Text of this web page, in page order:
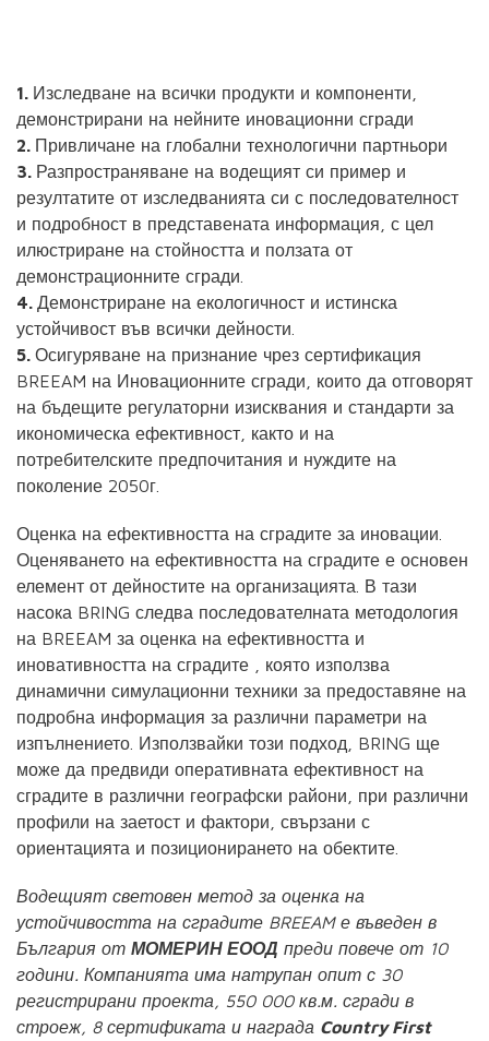
1. Изследване на всички продукти и компоненти,
демонстрирани на нейните иновационни сгради
2. Привличане на глобални технологични партньори
3. Разпространяване на водещият си пример и
резултатите от изследванията си с последователност
и подробност в представената информация, с цел
илюстриране на стойността и ползата от
демонстрационните сгради.
4.
Демонстриране на екологичност и истинска
устойчивост във всички дейности.
5. Осигуряване на признание чрез сертификация
BREEAM на Иновационните сгради, които да отговорят
на бъдещите регулаторни изисквания и стандарти за
икономическа ефективност, както и на
потребителските предпочитания и нуждите на
поколение 2050г.
Оценка на ефективността на сградите за иновации.
Оценяването на ефективността на сградите е основен
елемент от дейностите на организацията. В тази
насока BRING следва последователната методология
на BREEAM за оценка на ефективността и
иновативността на сградите , която използва
динамични симулационни техники за предоставяне на
подробна информация за различни параметри на
изпълнението. Използвайки този подход, BRING ще
може да предвиди оперативната ефективност на
сградите в различни географски райони, при различни
профили на заетост и фактори, свързани с
ориентацията и позиционирането на обектите.
Водещият световен метод за оценка на
устойчивостта на сградите BREEAM е въведен в
България от МОМЕРИН ЕООД преди повече от 10
години. Компанията има натрупан опит с 30
регистрирани проекта, 550 000 кв.м. сгради в
строеж, 8 сертификата и награда Country First